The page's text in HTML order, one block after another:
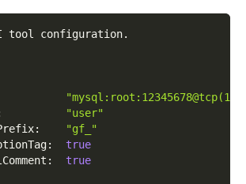
tool configuration.
"user"
:
"gf_"
:
true
: true